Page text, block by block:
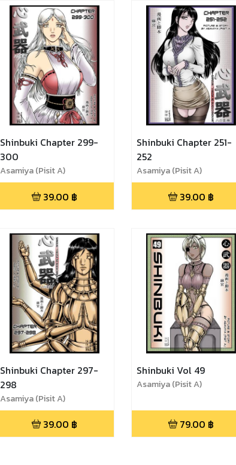
Shinbuki Chapter 299-
300
Asamiya (Pisit A)
39.00 ฿
Shinbuki Chapter 251-
252
Asamiya (Pisit A)
39.00 ฿
Shinbuki Chapter 297-
298
Asamiya (Pisit A)
39.00 ฿
Shinbuki Vol 49
Asamiya (Pisit A)
79.00 ฿